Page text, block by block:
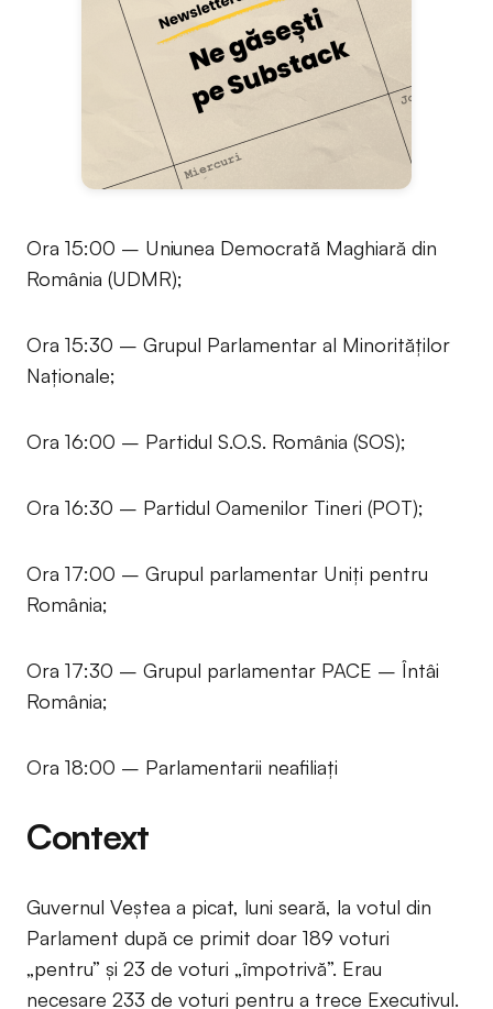
Ora 15:00 – Uniunea Democrată Maghiară din
România (UDMR);
Ora 15:30 – Grupul Parlamentar al Minorităților
Naționale;
Ora 16:00 – Partidul S.O.S. România (SOS);
Ora 16:30 – Partidul Oamenilor Tineri (POT);
Ora 17:00 – Grupul parlamentar Uniți pentru
România;
Ora 17:30 – Grupul parlamentar PACE – Întâi
România;
Ora 18:00 – Parlamentarii neafiliați
Context
Guvernul Veștea a picat, luni seară, la votul din
Parlament după ce primit doar 189 voturi
„pentru” și 23 de voturi „împotrivă”. Erau
necesare 233 de voturi pentru a trece Executivul.